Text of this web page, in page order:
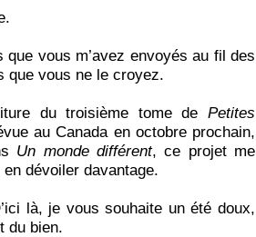
vous m’avez envoyés au fil des
que vous ne le croyez.
du troisième tome de Petites
au Canada en octobre prochain,
Un monde différent, ce projet me
dévoiler davantage.
là, je vous souhaite un été doux,
du bien.